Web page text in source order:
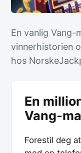
En vanlig Vang-
vinnerhistorien
hos
En
Vang-
Forestil deg